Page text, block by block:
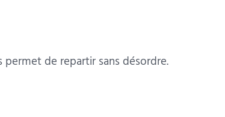
de repartir sans désordre.